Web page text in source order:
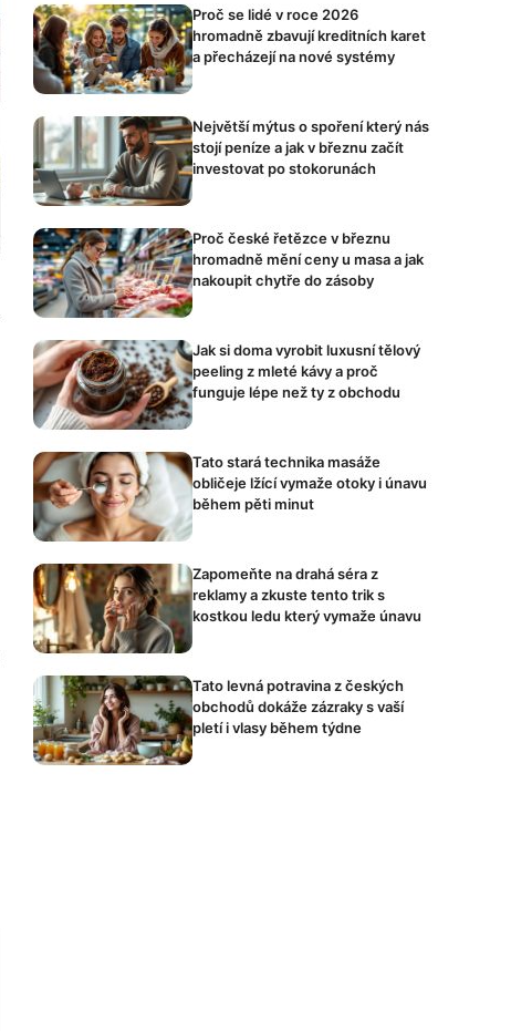
Proč se lidé v roce 2026
hromadně zbavují kreditních karet
a přecházejí na nové systémy
Největší mýtus o spoření který nás
stojí peníze a jak v březnu začít
investovat po stokorunách
Proč české řetězce v březnu
hromadně mění ceny u masa a jak
nakoupit chytře do zásoby
Jak si doma vyrobit luxusní tělový
peeling z mleté kávy a proč
funguje lépe než ty z obchodu
Tato stará technika masáže
obličeje lžící vymaže otoky i únavu
během pěti minut
Zapomeňte na drahá séra z
reklamy a zkuste tento trik s
kostkou ledu který vymaže únavu
Tato levná potravina z českých
obchodů dokáže zázraky s vaší
pletí i vlasy během týdne